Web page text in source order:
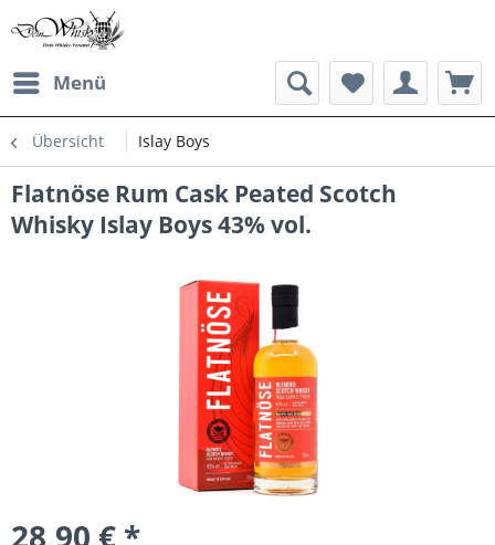
Menü
Übersicht Islay Boys
Flatnöse Rum Cask Peated Scotch
Whisky Islay Boys 43% vol.
28,90 € *